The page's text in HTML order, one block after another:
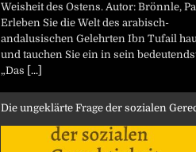
Weisheit des Ostens. Autor: Brönnle,
Erleben Sie die Welt des arabisch-
andalusischen Gelehrten Ibn Tufail
und tauchen Sie ein in sein
„Das [...]
Die ungeklärte Frage der sozialen